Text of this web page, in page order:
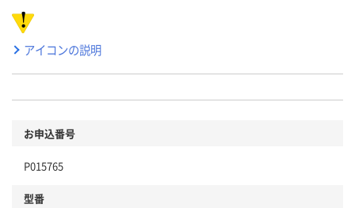
アイコンの説明
お申込番号
P015765
型番